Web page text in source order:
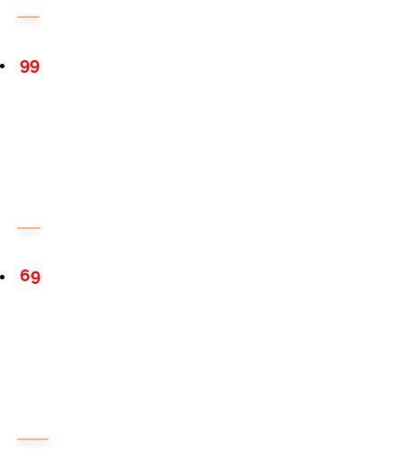
99
69